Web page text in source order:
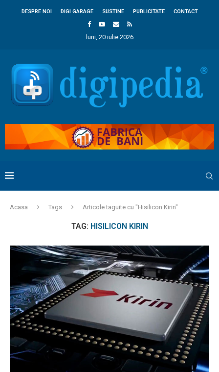
DESPRE NOI DIGI GARAGE SUSTINE PUBLICITATE CONTACT
luni, 20 iulie 2026
Acasa Tags Articole taguite cu "Hisilicon Kirin"
TAG: HISILICON KIRIN